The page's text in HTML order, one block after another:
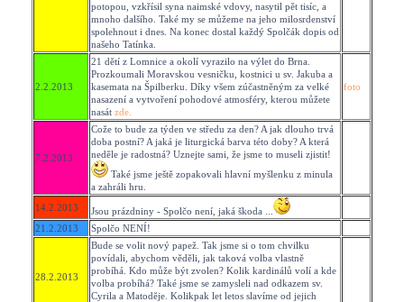
potopou, vzkřísil syna naimské vdovy, nasytil pět tisíc, a
mnoho dalšího. Také my se můžeme na jeho milosrdenství
spolehnout i dnes. Na konec dostal každý Spolčák dopis od
našeho Tatínka.
2.2.2013
21 dětí z Lomnice a okolí vyrazilo na výlet do Brna.
Prozkoumali Moravskou vesničku, kostnici u sv. Jakuba a
kasemata na Špilberku. Díky všem zúčastněným za velké
nasazení a vytvoření pohodové atmosféry, kterou můžete
nasát zde.
foto
7.2.2013
Cože to bude za týden ve středu za den? A jak dlouho trvá
doba postní? A jaká je liturgická barva této doby? A která
neděle je radostná? Uznejte sami, že jsme to museli zjistit!
Také jsme ještě zopakovali hlavní myšlenku z minula
a zahráli hru.
14.2.2013
Jsou prázdniny - Spolčo není, jaká škoda ...
21.2.2013
Spolčo NENÍ!
28.2.2013
Bude se volit nový papež. Tak jsme si o tom chvilku
povídali, abychom věděli, jak taková volba vlastně
probíhá. Kdo může být zvolen? Kolik kardinálů volí a kde
volba probíhá? Také jsme se zamysleli nad odkazem sv.
Cyrila a Matoděje. Kolikpak let letos slavíme od jejich